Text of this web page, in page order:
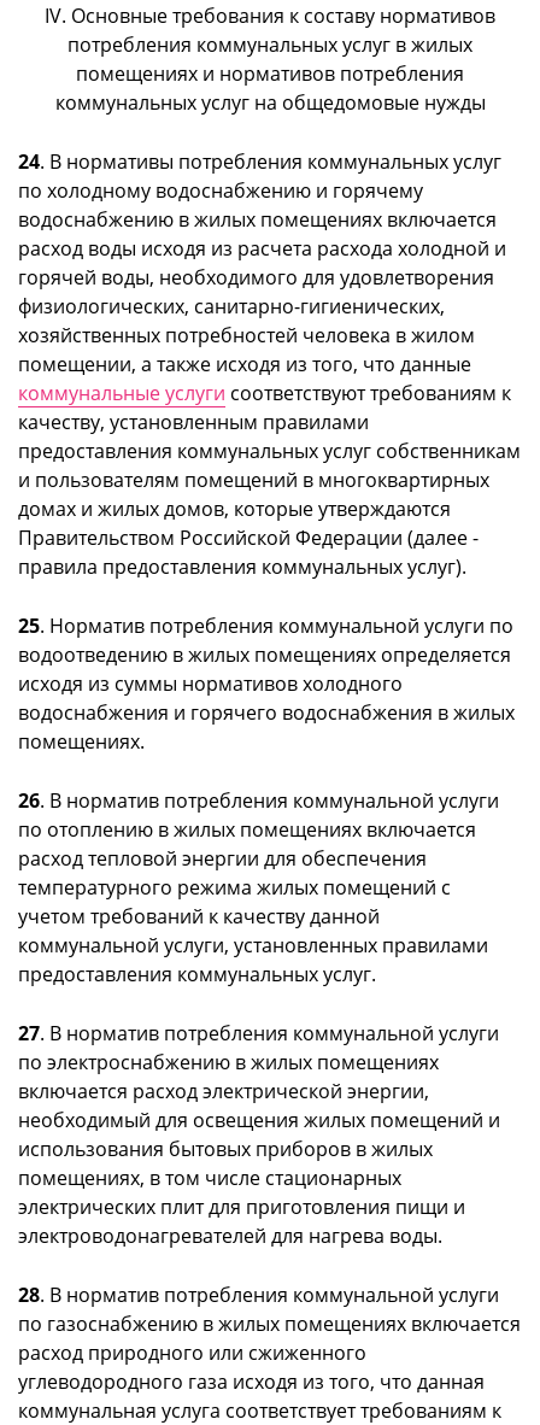
IV. Основные требования к составу нормативов
потребления коммунальных услуг в жилых
помещениях и нормативов потребления
коммунальных услуг на общедомовые нужды
24. В нормативы потребления коммунальных услуг
по холодному водоснабжению и горячему
водоснабжению в жилых помещениях включается
расход воды исходя из расчета расхода холодной и
горячей воды, необходимого для удовлетворения
физиологических, санитарно-гигиенических,
хозяйственных потребностей человека в жилом
помещении, а также исходя из того, что данные
коммунальные услуги соответствуют требованиям к
качеству, установленным правилами
предоставления коммунальных услуг собственникам
и пользователям помещений в многоквартирных
домах и жилых домов, которые утверждаются
Правительством Российской Федерации (далее -
правила предоставления коммунальных услуг).
25. Норматив потребления коммунальной услуги по
водоотведению в жилых помещениях определяется
исходя из суммы нормативов холодного
водоснабжения и горячего водоснабжения в жилых
помещениях.
26. В норматив потребления коммунальной услуги
по отоплению в жилых помещениях включается
расход тепловой энергии для обеспечения
температурного режима жилых помещений с
учетом требований к качеству данной
коммунальной услуги, установленных правилами
предоставления коммунальных услуг.
27. В норматив потребления коммунальной услуги
по электроснабжению в жилых помещениях
включается расход электрической энергии,
необходимый для освещения жилых помещений и
использования бытовых приборов в жилых
помещениях, в том числе стационарных
электрических плит для приготовления пищи и
электроводонагревателей для нагрева воды.
28. В норматив потребления коммунальной услуги
по газоснабжению в жилых помещениях включается
расход природного или сжиженного
углеводородного газа исходя из того, что данная
коммунальная услуга соответствует требованиям к